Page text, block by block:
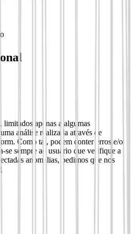
limitados apenas a algumas
análise realizada através de
Como tal, podem conter erros e/ou
se sempre ao usuário que verifique a
anomalias, pedimos que nos